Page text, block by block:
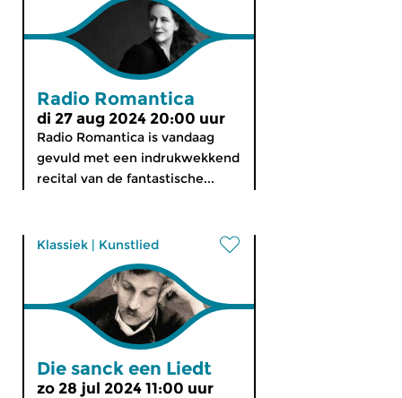
Radio Romantica
di 27 aug 2024 20:00 uur
Radio Romantica is vandaag
gevuld met een indrukwekkend
recital van de fantastische...
Klassiek | Kunstlied
Die sanck een Liedt
zo 28 jul 2024 11:00 uur